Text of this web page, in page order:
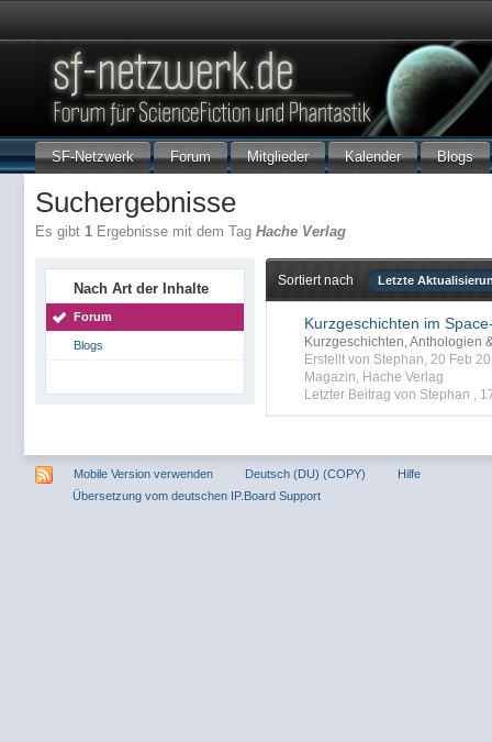
SF-Netzwerk Forum Mitglieder Kalender Blogs
Suchergebnisse
Es gibt 1 Ergebnisse mit dem Tag Hache Verlag
Nach Art der Inhalte
Forum
Blogs
Sortiert nach Letzte
Kurzgeschichten im
Kurzgeschichten, Anthologien
Erstellt von Stephan, 20 Feb
Magazin, Hache Verlag
Letzter Beitrag von Stephan ,
Mobile Version verwenden Deutsch (DU) (COPY)
Hilfe
Übersetzung vom deutschen IP.Board Support